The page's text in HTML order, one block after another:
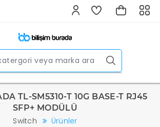
TL-SM5310-T 10G BASE-T RJ45
SFP+ MODÜLÜ
Switch Ürünler